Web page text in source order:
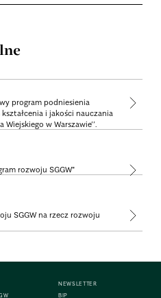
program podniesienia
i jakości nauczania
w Warszawie’’.
rozwoju SGGW"
SGGW na rzecz rozwoju
NEWSLETTER
BIP